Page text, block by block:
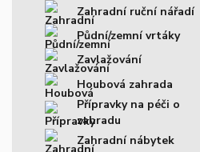
Zahradní ruční nářadí
Půdní/zemní vrtáky
Zavlažování
Houbová zahrada
Přípravky na péči o
zahradu
Zahradní nábytek